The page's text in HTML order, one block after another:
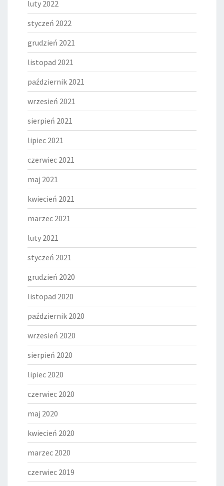
luty 2022
styczeń 2022
grudzień 2021
listopad 2021
październik 2021
wrzesień 2021
sierpień 2021
lipiec 2021
czerwiec 2021
maj 2021
kwiecień 2021
marzec 2021
luty 2021
styczeń 2021
grudzień 2020
listopad 2020
październik 2020
wrzesień 2020
sierpień 2020
lipiec 2020
czerwiec 2020
maj 2020
kwiecień 2020
marzec 2020
czerwiec 2019